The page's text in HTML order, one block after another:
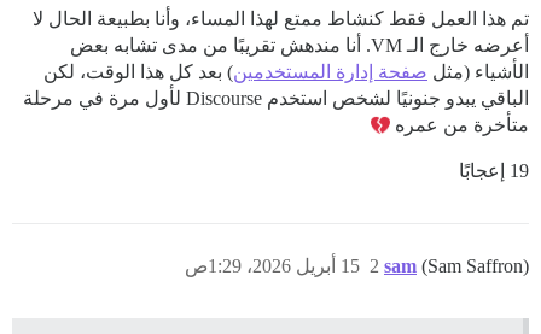
تم هذا العمل فقط كنشاط ممتع لهذا المساء، وأنا بطبيعة الحال لا
أعرضه خارج الـ VM. أنا مندهش تقريبًا من مدى تشابه بعض
الأشياء (مثل صفحة إدارة المستخدمين) بعد كل هذا الوقت، لكن
الباقي يبدو جنونيًا لشخص استخدم Discourse لأول مرة في مرحلة
متأخرة من عمره
19 إعجابًا
sam (Sam Saffron) 15 أبريل 2026، 1:29ص 2